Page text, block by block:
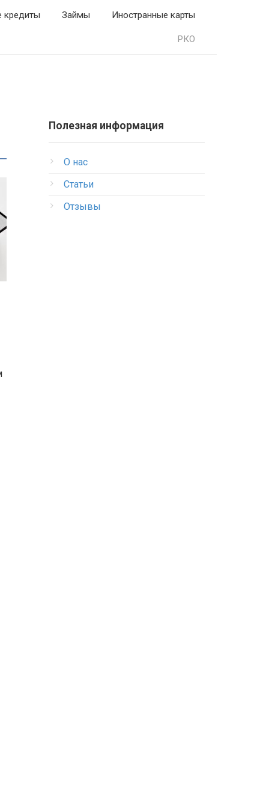
кредиты Займы Иностранные карты
РКО
Полезная информация
О нас
Статьи
Отзывы